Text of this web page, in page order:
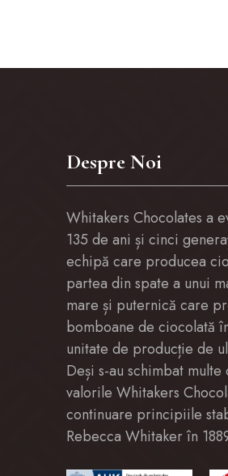
Despre Noi
Whitakers Chocolates a
135 de ani și cinci
echipă care producea
partea din spate a unui
mare și puternică care
bomboane de ciocolată
unitate de producție de
Deși s-au schimbat
valorile Whitakers
continuare principiile
Rebecca Whitaker în